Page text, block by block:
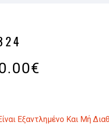
€
Εξαντλημένο Και Μή